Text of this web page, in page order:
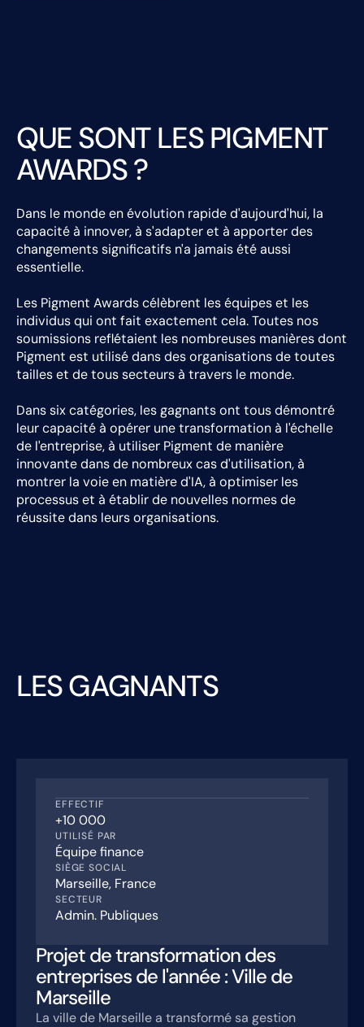
QUE SONT LES PIGMENT
AWARDS ?
Dans le monde en évolution rapide d'aujourd'hui, la
capacité à innover, à s'adapter et à apporter des
changements significatifs n'a jamais été aussi
essentielle.
Les Pigment Awards célèbrent les équipes et les
individus qui ont fait exactement cela. Toutes nos
soumissions reflétaient les nombreuses manières dont
Pigment est utilisé dans des organisations de toutes
tailles et de tous secteurs à travers le monde.
Dans six catégories, les gagnants ont tous démontré
leur capacité à opérer une transformation à l'échelle
de l'entreprise, à utiliser Pigment de manière
innovante dans de nombreux cas d'utilisation, à
montrer la voie en matière d'IA, à optimiser les
processus et à établir de nouvelles normes de
réussite dans leurs organisations.
LES GAGNANTS
EFFECTIF
+10 000
UTILISÉ PAR
Équipe finance
SIÈGE SOCIAL
Marseille, France
SECTEUR
Admin. Publiques
Projet de transformation des
entreprises de l'année : Ville de
Marseille
La ville de Marseille a transformé sa gestion